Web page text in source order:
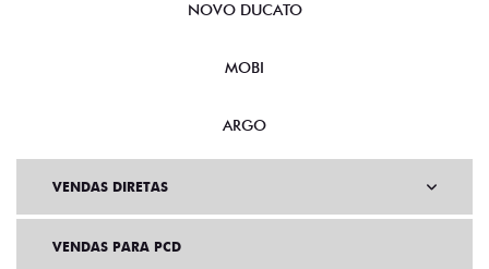
NOVO DUCATO
MOBI
ARGO
VENDAS DIRETAS
VENDAS PARA PCD